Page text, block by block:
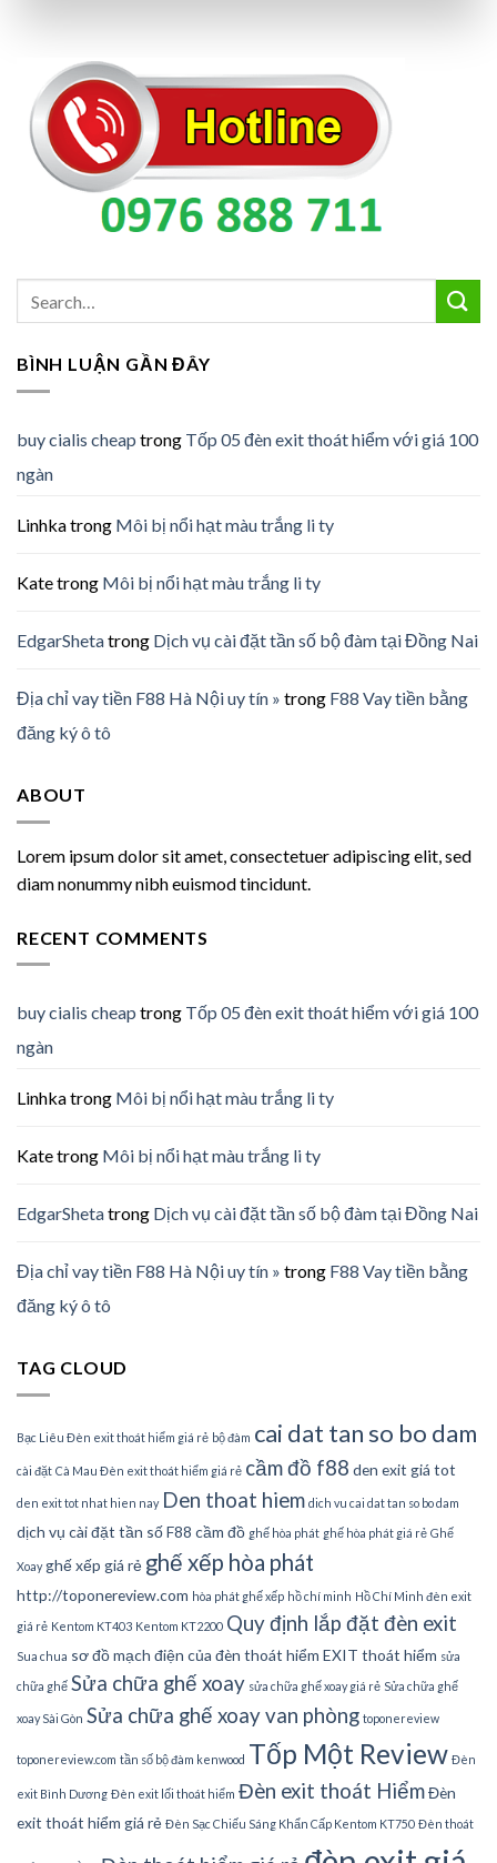
BÌNH LUẬN GẦN ĐÂY
buy cialis cheap trong Tốp 05 đèn exit thoát hiểm với giá 100
ngàn
Linhkatrong Môi bị nổi hạt màu trắng li ty
Katetrong Môi bị nổi hạt màu trắng li ty
EdgarShetatrong Dịch vụ cài đặt tần số bộ đàm tại Đồng Nai
Địa chỉ vay tiền F88 Hà Nội uy tín » trong F88 Vay tiền bằng
đăng ký ô tô
ABOUT
Lorem ipsum dolor sit amet, consectetuer adipiscing elit, sed
diam nonummy nibh euismod tincidunt.
RECENT COMMENTS
buy cialis cheap trong Tốp 05 đèn exit thoát hiểm với giá 100
ngàn
Linhkatrong Môi bị nổi hạt màu trắng li ty
Katetrong Môi bị nổi hạt màu trắng li ty
EdgarShetatrong Dịch vụ cài đặt tần số bộ đàm tại Đồng Nai
Địa chỉ vay tiền F88 Hà Nội uy tín » trong F88 Vay tiền bằng
đăng ký ô tô
TAG CLOUD
Bạc Liêu Đèn exit thoát hiểm giá rẻ bộ đàm cai dat tan so bo dam
cài đặt Cà Mau Đèn exit thoát hiểm giá rẻ cầm đồ f88 den exit giá tot
den exit tot nhat hien nay Den thoat hiem dich vu cai dat tan so bo dam
dịch vụ cài đặt tần sốF88 cầm đồ ghế hòa phát ghế hòa phát giá rẻ Ghế
Xoay ghế xếp giá rẻ ghế xếp hòa phát
http://toponereview.com hòa phát ghế xếp hồ chí minh Hồ Chí Minh đèn exit
giá rẻ Kentom KT403 Kentom KT2200 Quy định lắp đặt đèn exit
Sua chua sơ đồ mạch điện của đèn thoát hiểm EXIT thoát hiểm sửa
chữa ghế Sửa chữa ghế xoay sửa chữa ghế xoay giá rẻ Sửa chữa ghế
xoay Sài Gòn Sửa chữa ghế xoay van phòng toponereview
toponereview.com tần số bộ đàm kenwood Tốp Một Review Đèn
exit Bình Dương Đèn exit lối thoát hiểm Đèn exit thoát HiểmĐèn
exit thoát hiểm giá rẻ Đèn Sạc Chiếu Sáng Khẩn Cấp Kentom KT750 Đèn thoát